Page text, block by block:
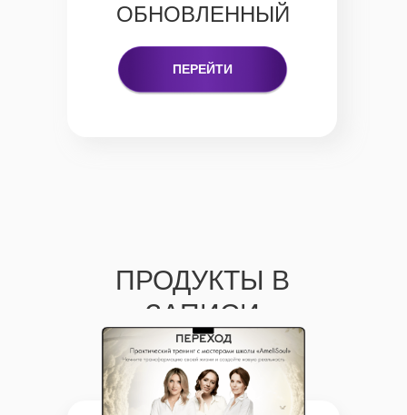
ОБНОВЛЕННЫЙ
ПЕРЕЙТИ
ПРОДУКТЫ В
ЗАПИСИ
СКАЗАТЬ ЮЛЕ
«СПАСИБО»
МОЖНО ЗДЕСЬ